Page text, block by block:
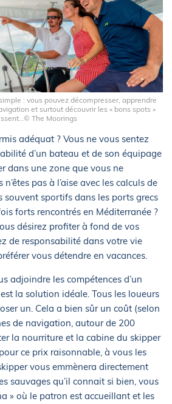
: vous pouvez décompresser, apprendre
et surtout découvrir les « bons spots »
The Moorings
adéquat ? Vous ne vous sentez
d’un bateau et de son équipage
dans une zone que vous ne
pas à l’aise avec les calculs de
souvent sportifs dans les ports grecs
forts rencontrés en Méditerranée ?
désirez profiter à fond de vos
de responsabilité dans votre vie
vous détendre en vacances.
adjoindre les compétences d’un
la solution idéale. Tous les loueurs
un. Cela a bien sûr un coût (selon
de navigation, autour de 200
la nourriture et la cabine du skipper
ce prix raisonnable, à vous les
vous emmènera directement
sauvages qu’il connait si bien, vous
» où le patron est accueillant et les